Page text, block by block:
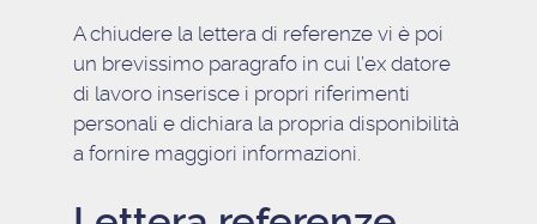
A chiudere la lettera di referenze vi è poi
un brevissimo paragrafo in cui l’ex datore
di lavoro inserisce i propri riferimenti
personali e dichiara la propria disponibilità
a fornire maggiori informazioni.